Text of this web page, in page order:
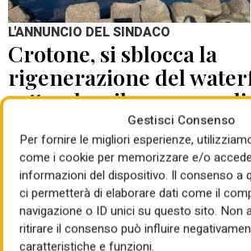
Gestisci Consenso
Per fornire le migliori esperienze,
come i cookie per memorizzare e/o
informazioni del dispositivo. Il consenso a
ci permetterà di elaborare dati come il
navigazione o ID unici su questo sito. Non
ritirare il consenso può influire
caratteristiche e funzioni.
L'ANNUNCIO DEL SINDACO
Crotone, si sblocca la
rigenerazione del
settembre il concorso di
progettazione
05 Ago 2026 di Mauro Giansante